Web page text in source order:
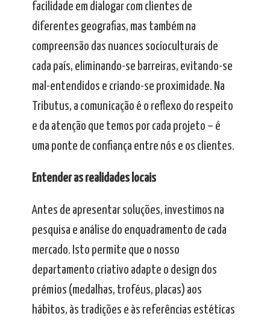
facilidade em dialogar com clientes de
diferentes geografias, mas também na
compreensão das nuances socioculturais de
cada país, eliminando-se barreiras, evitando-se
mal-entendidos e criando-se proximidade. Na
Tributus, a comunicação é o reflexo do respeito
e da atenção que temos por cada projeto – é
uma ponte de confiança entre nós e os clientes.
Entender as realidades locais
Antes de apresentar soluções, investimos na
pesquisa e análise do enquadramento de cada
mercado. Isto permite que o nosso
departamento criativo adapte o design dos
prémios (medalhas, troféus, placas) aos
hábitos, às tradições e às referências estéticas